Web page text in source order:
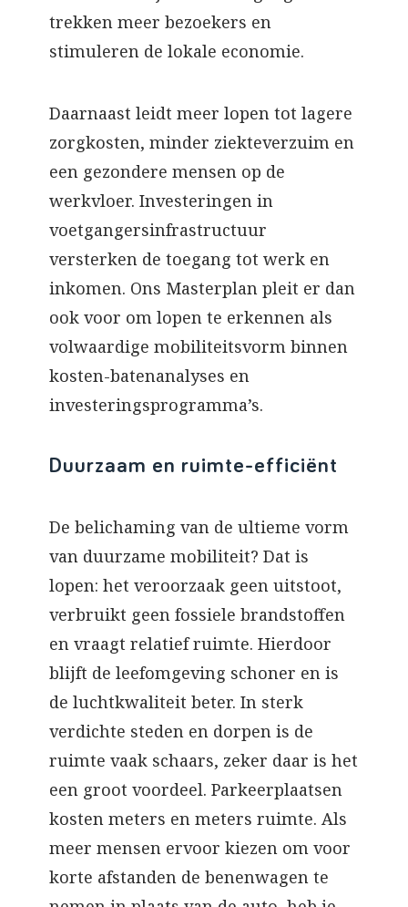
trekken meer bezoekers en
stimuleren de lokale economie.
Daarnaast leidt meer lopen tot lagere
zorgkosten, minder ziekteverzuim en
een gezondere mensen op de
werkvloer. Investeringen in
voetgangersinfrastructuur
versterken de toegang tot werk en
inkomen. Ons Masterplan pleit er dan
ook voor om lopen te erkennen als
volwaardige mobiliteitsvorm binnen
kosten-batenanalyses en
investeringsprogramma’s.
Duurzaam en ruimte-efficiënt
De belichaming van de ultieme vorm
van duurzame mobiliteit? Dat is
lopen: het veroorzaak geen uitstoot,
verbruikt geen fossiele brandstoffen
en vraagt relatief ruimte. Hierdoor
blijft de leefomgeving schoner en is
de luchtkwaliteit beter. In sterk
verdichte steden en dorpen is de
ruimte vaak schaars, zeker daar is het
een groot voordeel. Parkeerplaatsen
kosten meters en meters ruimte. Als
meer mensen ervoor kiezen om voor
korte afstanden de benenwagen te